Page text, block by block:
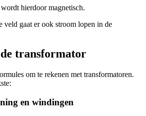
hierdoor magnetisch.
veld gaat er ook stroom lopen in de
transformator
om te rekenen met transformatoren.
en windingen